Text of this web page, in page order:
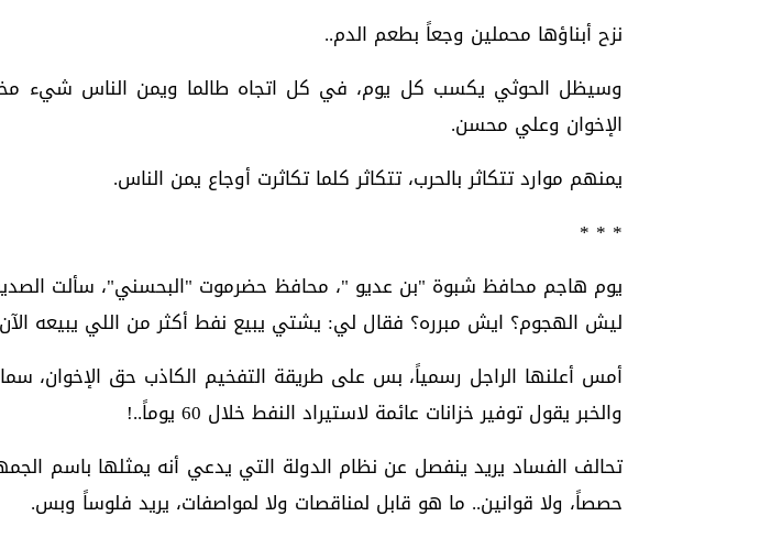
نزح أبناؤها محملين وجعاً بطعم الدم..
وسيظل الحوثي يكسب كل يوم، في كل اتجاه طالما ويمن الناس شيء
الإخوان وعلي محسن.
يمنهم موارد تتكاثر بالحرب، تتكاثر كلما تكاثرت أوجاع يمن الناس.
* * *
يوم هاجم محافظ شبوة "بن عديو "، محافظ حضرموت "البحسني"، سألت
ليش الهجوم؟ ايش مبرره؟ فقال لي: يشتي يبيع نفط أكثر من اللي يبيعه
أمس أعلنها الراجل رسمياً، بس على طريقة التفخيم الكاذب حق الإخوان،
والخبر يقول توفير خزانات عائمة لاستيراد النفط خلال 60 يوماً..!
تحالف الفساد يريد ينفصل عن نظام الدولة التي يدعي أنه يمثلها باسم
حصصاً، ولا قوانين.. ما هو قابل لمناقصات ولا لمواصفات، يريد فلوساً وبس.